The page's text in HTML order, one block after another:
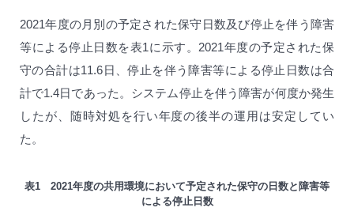
2021年度の月別の予定された保守日数及び停止を伴う障害
等による停止日数を表1に示す。2021年度の予定された保
守の合計は11.6日、停止を伴う障害等による停止日数は合
計で1.4日であった。システム停止を伴う障害が何度か発生
したが、随時対処を行い年度の後半の運用は安定してい
た。
表1 2021年度の共用環境において予定された保守の日数と障害等
による停止日数